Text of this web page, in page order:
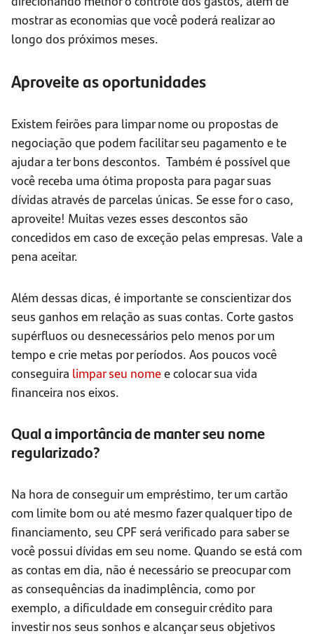
mostrar as economias que você poderá realizar ao
longo dos próximos meses.
Aproveite as oportunidades
Existem feirões para limpar nome ou propostas de
negociação que podem facilitar seu pagamento e te
ajudar a ter bons descontos. Também é possível que
você receba uma ótima proposta para pagar suas
dívidas através de parcelas únicas. Se esse for o caso,
aproveite! Muitas vezes esses descontos são
concedidos em caso de exceção pelas empresas. Vale a
pena aceitar.
Além dessas dicas, é importante se conscientizar dos
seus ganhos em relação as suas contas. Corte gastos
supérfluos ou desnecessários pelo menos por um
tempo e crie metas por períodos. Aos poucos você
conseguira limpar seu nomee colocar sua vida
financeira nos eixos.
Qual a importância de manter seu nome
regularizado?
Na hora de conseguir um empréstimo, ter um cartão
com limite bom ou até mesmo fazer qualquer tipo de
financiamento, seu CPF será verificado para saber se
você possui dívidas em seu nome. Quando se está com
as contas em dia, não é necessário se preocupar com
as consequências da inadimplência, como por
exemplo, a dificuldade em conseguir crédito para
investir nos seus sonhos e alcançar seus objetivos